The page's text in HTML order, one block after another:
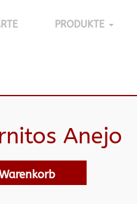
PRODUKTE
Anejo